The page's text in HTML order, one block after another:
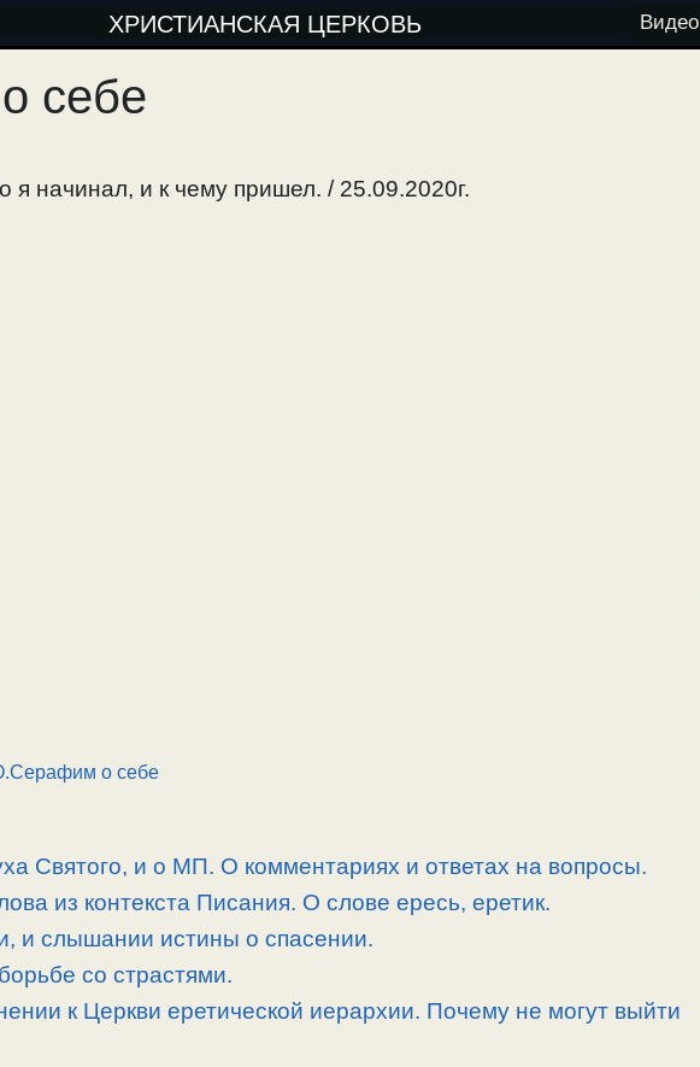
ХРИСТИАНСКАЯ ЦЕРКОВЬ Видео
себе
начинал, и к чему пришел. / 25.09.2020г.
о себе
Святого, и о МП. О комментариях и ответах на вопросы.
из контекста Писания. О слове ересь, еретик.
и слышании истины о спасении.
со страстями.
к Церкви еретической иерархии. Почему не могут выйти